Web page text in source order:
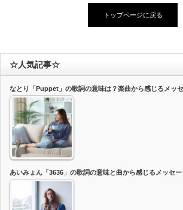
トップページに戻る
☆人気記事☆
なとり「Puppet」の歌詞の意味は？楽曲から感じるメッ
あいみょん「3636」の歌詞の意味と曲から感じるメッセー